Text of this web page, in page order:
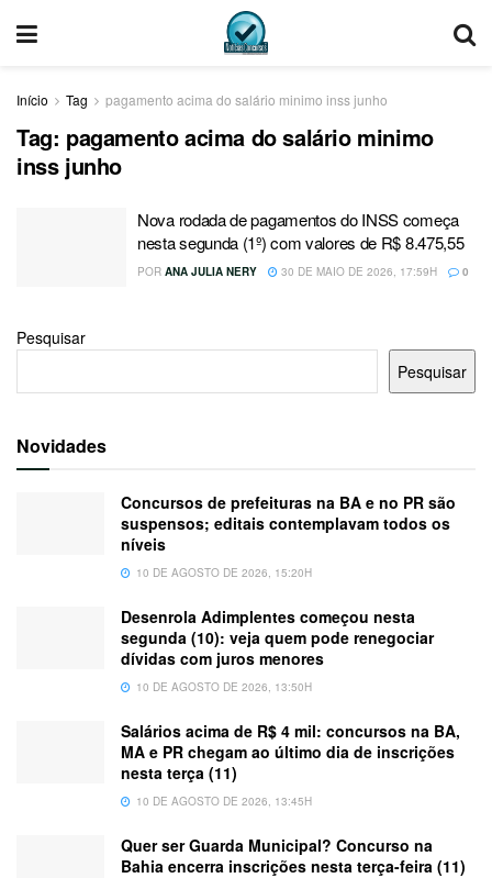
Início Tag pagamento acima do salário minimo inss junho
Tag: pagamento acima do salário minimo
inss junho
Nova rodada de pagamentos do INSS começa
nesta segunda (1º) com valores de R$ 8.475,55
POR ANA JULIA NERY 30 DE MAIO DE 2026, 17:59H 0
Pesquisar
Pesquisar
Novidades
Concursos de prefeituras na BA e no PR são
suspensos; editais contemplavam todos os
níveis
10 DE AGOSTO DE 2026, 15:20H
Desenrola Adimplentes começou nesta
segunda (10): veja quem pode renegociar
dívidas com juros menores
10 DE AGOSTO DE 2026, 13:50H
Salários acima de R$ 4 mil: concursos na BA,
MA e PR chegam ao último dia de inscrições
nesta terça (11)
10 DE AGOSTO DE 2026, 13:45H
Quer ser Guarda Municipal? Concurso na
Bahia encerra inscrições nesta terça-feira (11)